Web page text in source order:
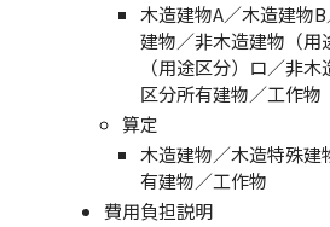
木造建物A／木造建物
建物／非木造建物（用
（用途区分）ロ／非
区分所有建物／工作物
算定
木造建物／木造特殊
有建物／工作物
費用負担説明